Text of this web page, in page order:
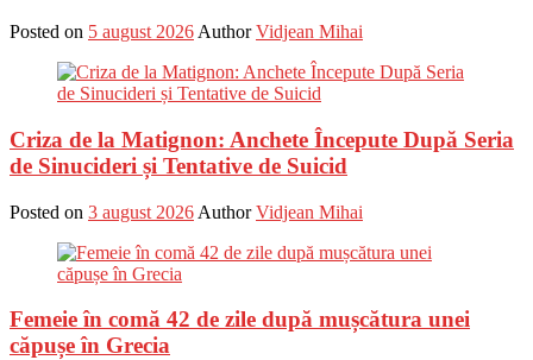
Posted on 5 august 2026 Author Vidjean Mihai
Criza de la Matignon: Anchete Începute După Seria
de Sinucideri și Tentative de Suicid
Posted on 3 august 2026 Author Vidjean Mihai
Femeie în comă 42 de zile după mușcătura unei
căpușe în Grecia